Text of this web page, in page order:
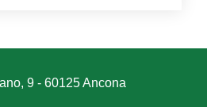
9 - 60125 Ancona